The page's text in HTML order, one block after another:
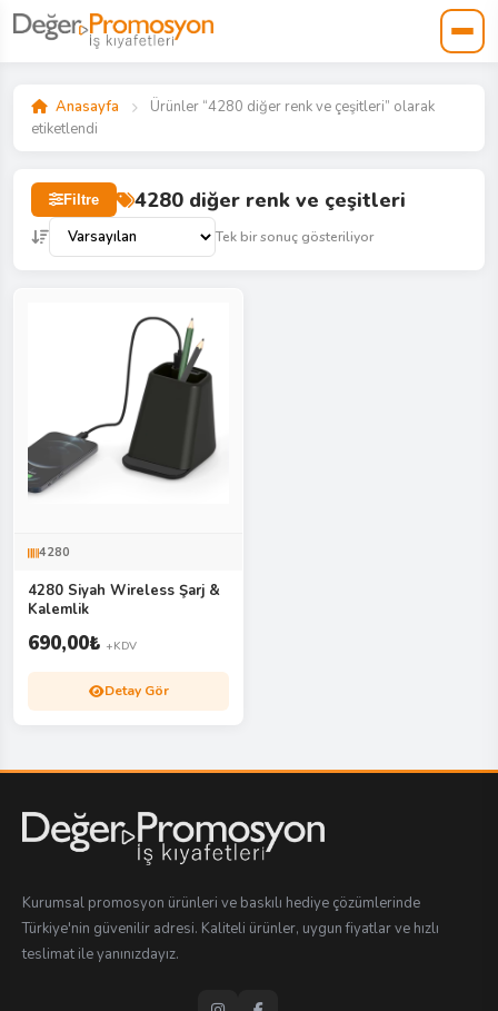
Anasayfa
Ürünler “4280 diğer renk ve çeşitleri” olarak
etiketlendi
Filtre 4280 diğer renk ve çeşitleri
Tek bir sonuç gösteriliyor
4280
4280 Siyah Wireless Şarj &
Kalemlik
690,00₺ +KDV
Detay Gör
Kurumsal promosyon ürünleri ve baskılı hediye çözümlerinde
Türkiye'nin güvenilir adresi. Kaliteli ürünler, uygun fiyatlar ve hızlı
teslimat ile yanınızdayız.